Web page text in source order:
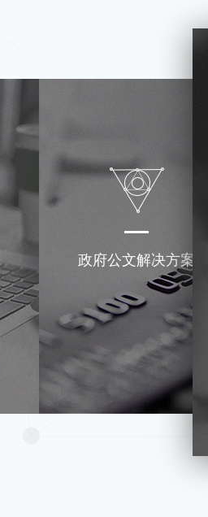
政府公文解决方案